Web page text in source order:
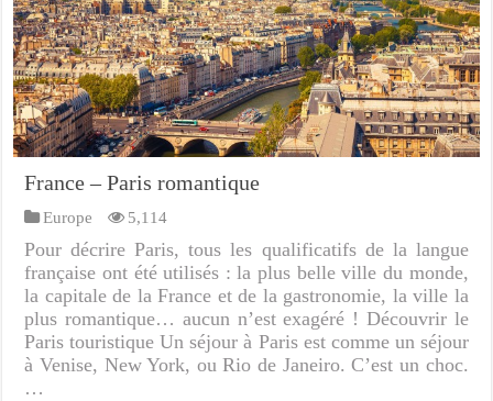
France – Paris romantique
Europe 5,114
Pour décrire Paris, tous les qualificatifs de la langue
française ont été utilisés : la plus belle ville du monde,
la capitale de la France et de la gastronomie, la ville la
plus romantique… aucun n’est exagéré ! Découvrir le
Paris touristique Un séjour à Paris est comme un séjour
à Venise, New York, ou Rio de Janeiro. C’est un choc.
…